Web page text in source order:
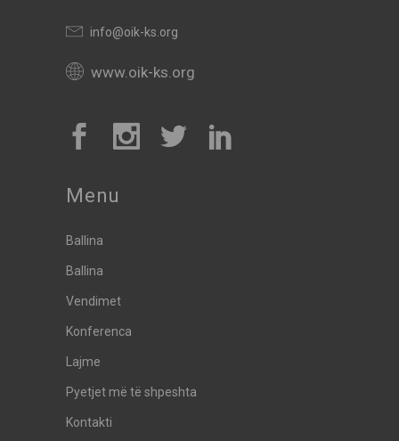
info@oik-ks.org
www.oik-ks.org
Menu
Ballina
Ballina
Vendimet
Konferenca
Lajme
Pyetjet më të shpeshta
Kontakti